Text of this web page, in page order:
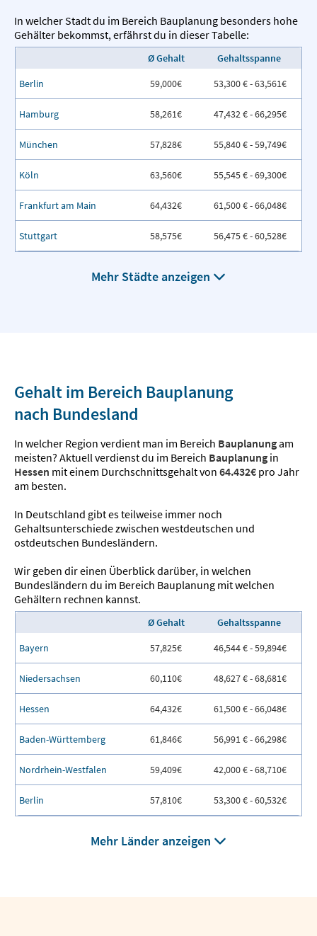
In welcher Stadt du im Bereich Bauplanung besonders hohe
Gehälter bekommst, erfährst du in dieser Tabelle:
Ø Gehalt
Gehaltsspanne
Berlin
59,000€ 53,300 € - 63,561€
Hamburg 58,261€ 47,432 € - 66,295€
München 57,828€ 55,840 € - 59,749€
Köln 63,560€ 55,545 € - 69,300€
Frankfurt am Main 64,432€ 61,500 € - 66,048€
Stuttgart 58,575€ 56,475 € - 60,528€
Mehr Städte anzeigen
Gehalt im Bereich Bauplanung
nach Bundesland
In welcher Region verdient man im Bereich Bauplanungam
meisten? Aktuell verdienst du im Bereich Bauplanung in
Hessen mit einem Durchschnittsgehalt von 64.432€ pro Jahr
am besten.
In Deutschland gibt es teilweise immer noch
Gehaltsunterschiede zwischen westdeutschen und
ostdeutschen Bundesländern.
Wir geben dir einen Überblick darüber, in welchen
Bundesländern du im Bereich Bauplanung mit welchen
Gehältern rechnen kannst.
Ø Gehalt
Gehaltsspanne
Bayern
57,825€ 46,544 € - 59,894€
Niedersachsen 60,110€ 48,627 € - 68,681€
Hessen 64,432€ 61,500 € - 66,048€
Baden-Württemberg 61,846€ 56,991 € - 66,298€
Nordrhein-Westfalen 59,409€ 42,000 € - 68,710€
Berlin 57,810€ 53,300 € - 60,532€
Mehr Länder anzeigen